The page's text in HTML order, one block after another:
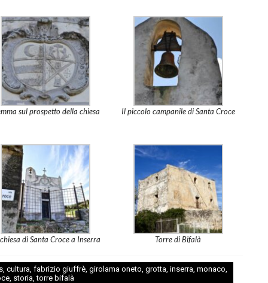
sul prospetto della chiesa Il piccolo campanile di Santa Croce
di Santa Croce a Inserra Torre di Bifalà
,cultura ,fabrizio giuffrè ,girolama oneto ,grotta ,inserra ,monaco
storia ,torre bifalà